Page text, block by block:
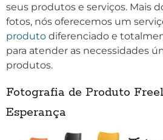
seus produtos e serviços. Mais
fotos, nós oferecemos um
produto diferenciado e
para atender as necessidades
produtos.
Fotografia de Produto
Esperança